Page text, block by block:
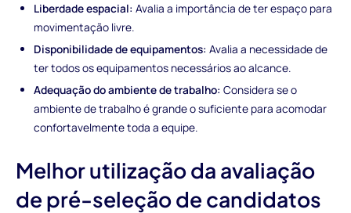
Liberdade espacial: Avalia a importância de ter espaço para
movimentação livre.
Disponibilidade de equipamentos: Avalia a necessidade de
ter todos os equipamentos necessários ao alcance.
Adequação do ambiente de trabalho: Considera se o
ambiente de trabalho é grande o suficiente para acomodar
confortavelmente toda a equipe.
Melhor utilização da avaliação
de pré-seleção de candidatos